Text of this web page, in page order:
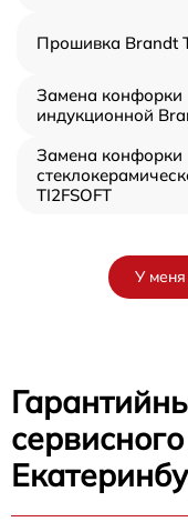
Прошивка Brandt
Замена конфорки
индукционной
Замена конфорки
TI2FSOFT
У меня